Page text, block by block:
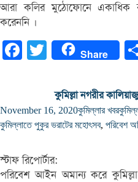
আরা কলির মুঠোফোনে একাধিক
করেননি ।
FacebookTwitter Share
কুমিল্লা নগরীর
November 16, 2020কুমিল্লার খবর
কুমিল্লাতে পুকুর ভরাটের মহোৎসব, পরিবেশ
স্টাফ রিপোর্টার:
পরিবেশ আইন অমান্য করে